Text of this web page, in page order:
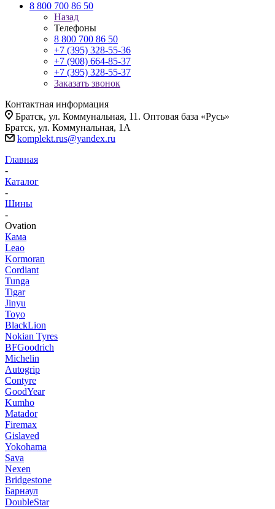
8 800 700 86 50
Назад
Телефоны
8 800 700 86 50
+7 (395) 328-55-36
+7 (908) 664-85-37
+7 (395) 328-55-37
Заказать звонок
Контактная информация
Братск, ул. Коммунальная, 11. Оптовая база «Русь»
Братск, ул. Коммунальная, 1А
komplekt.rus@yandex.ru
Главная
-
Каталог
-
Шины
-
Ovation
Кама
Leao
Kormoran
Cordiant
Tunga
Tigar
Jinyu
Toyo
BlackLion
Nokian Tyres
BFGoodrich
Michelin
Autogrip
Contyre
GoodYear
Kumho
Matador
Firemax
Gislaved
Yokohama
Sava
Nexen
Bridgestone
Барнаул
DoubleStar